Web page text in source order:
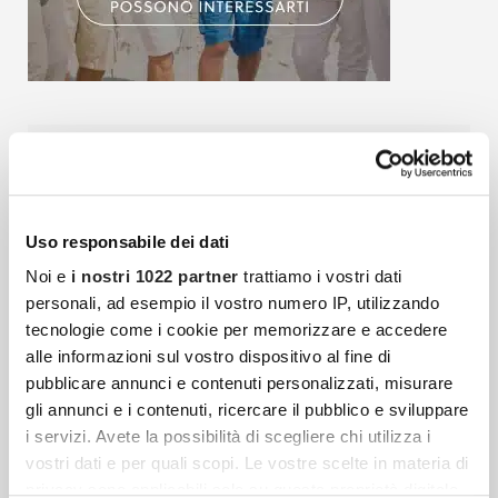
Uso responsabile dei dati
Noi e i nostri 1022 partner trattiamo i vostri dati
personali, ad esempio il vostro numero IP, utilizzando
tecnologie come i cookie per memorizzare e accedere
alle informazioni sul vostro dispositivo al fine di
pubblicare annunci e contenuti personalizzati, misurare
gli annunci e i contenuti, ricercare il pubblico e sviluppare
i servizi. Avete la possibilità di scegliere chi utilizza i
vostri dati e per quali scopi. Le vostre scelte in materia di
Fibrosi E Tessuto Connettivo: Quando Il Corpo
Reagisce Contro Se Stesso
Il tessuto connettivo è una delle strutture più
diffuse e decisive dell’organismo umano, ma
resta spesso meno conosciuto rispetto a
muscoli, ossa, cuore o cervello.